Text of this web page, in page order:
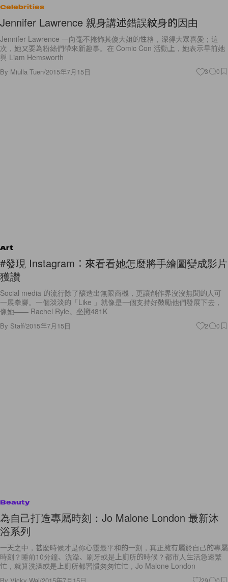
Celebrities
Jennifer Lawrence 親身講述錯誤紋身的因由
Jennifer Lawrence 一向毫不掩飾其傻大姐的性格，深得大眾喜愛；這
次，她又要為粉絲們帶來新趣事。在 Comic Con 活動上，她表示早前她
與 Liam Hemsworth
By Miulla Tuen/2015年7月15日 3 0
Art
#發現 Instagram︰來看看她怎麼將手繪圖變成影片
獲讚
Social media 的流行除了釀造出無限商機，更讓創作界沒沒無聞的人可
一展拳腳。一個淡淡的「Like 」就像是一個支持好鼓勵他們發展下去，
像她—— Rachel Ryle。坐擁481K
By Staff/2015年7月15日 2 0
Beauty
為自己打造專屬時刻：Jo Malone London 最新沐
浴系列
一天之中，甚麼時候才是你心靈最平和的一刻，真正擁有屬於自己的專屬
時刻？睡前10分鐘、洗澡、刷牙或是上廁所的時候？都市人生活急速繁
忙，就算洗澡或是上廁所都習慣匆匆忙忙，Jo Malone London
29 0